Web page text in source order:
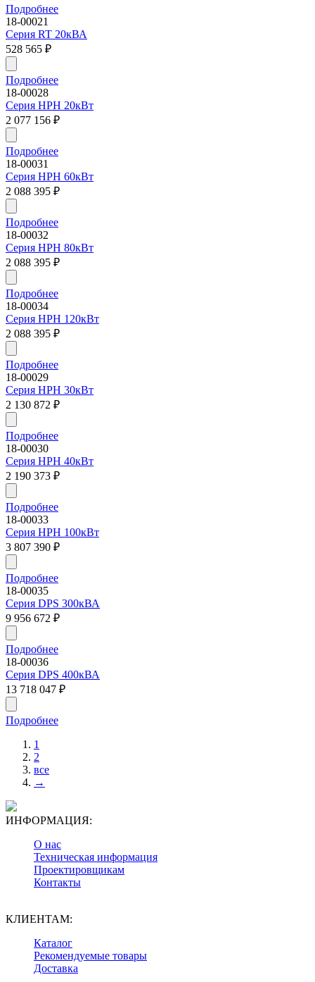
Подробнее
18-00021
Серия RT 20кВА
528 565 ₽
Подробнее
18-00028
Серия HPH 20кВт
2 077 156 ₽
Подробнее
18-00031
Серия HPH 60кВт
2 088 395 ₽
Подробнее
18-00032
Серия HPH 80кВт
2 088 395 ₽
Подробнее
18-00034
Серия HPH 120кВт
2 088 395 ₽
Подробнее
18-00029
Серия HPH 30кВт
2 130 872 ₽
Подробнее
18-00030
Серия HPH 40кВт
2 190 373 ₽
Подробнее
18-00033
Серия HPH 100кВт
3 807 390 ₽
Подробнее
18-00035
Серия DPS 300кВА
9 956 672 ₽
Подробнее
18-00036
Серия DPS 400кВА
13 718 047 ₽
Подробнее
1
2
все
→
ИНФОРМАЦИЯ:
О нас
Техническая информация
Проектировщикам
Контакты
КЛИЕНТАМ:
Каталог
Рекомендуемые товары
Доставка